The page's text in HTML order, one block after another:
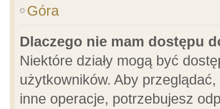
Góra
Dlaczego nie mam dostępu
Niektóre działy mogą być
użytkowników. Aby
inne operacje, potrzebujesz